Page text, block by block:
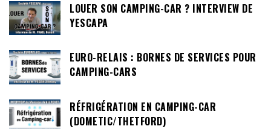
LOUER SON CAMPING-CAR ? INTERVIEW DE
YESCAPA
EURO-RELAIS : BORNES DE SERVICES POUR
CAMPING-CARS
RÉFRIGÉRATION EN CAMPING-CAR
(DOMETIC/THETFORD)